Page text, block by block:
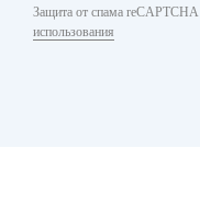
Защита от спама reCAPTCHA
использования